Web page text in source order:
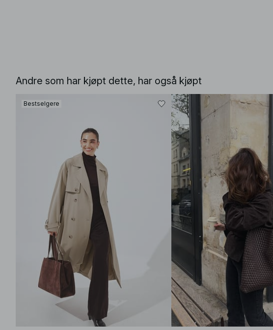
Andre som har kjøpt dette, har også kjøpt
Bestselgere